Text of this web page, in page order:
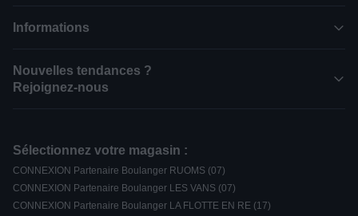
Informations
Nouvelles tendances ?
Rejoignez-nous
Sélectionnez votre magasin :
CONNEXION Partenaire Boulanger RUOMS (07)
CONNEXION Partenaire Boulanger LES VANS (07)
CONNEXION Partenaire Boulanger LA FLOTTE EN RE (17)